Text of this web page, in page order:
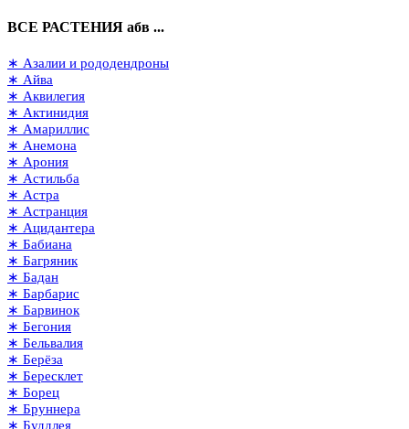
ВСЕ РАСТЕНИЯ абв ...
∗ Азалии и рододендроны
∗ Айва
∗ Аквилегия
∗ Актинидия
∗ Амариллис
∗ Анемона
∗ Арония
∗ Астильба
∗ Астра
∗ Астранция
∗ Ацидантера
∗ Бабиана
∗ Багряник
∗ Бадан
∗ Барбарис
∗ Барвинок
∗ Бегония
∗ Бельвалия
∗ Берёза
∗ Бересклет
∗ Борец
∗ Бруннера
∗ Буддлея